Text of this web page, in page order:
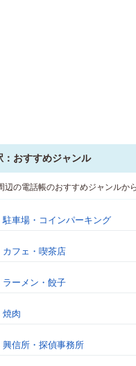
：おすすめジャンル
辺の電話帳のおすすめジャンルか
駐車場・コインパーキング
カフェ・喫茶店
ラーメン・餃子
焼肉
興信所・探偵事務所